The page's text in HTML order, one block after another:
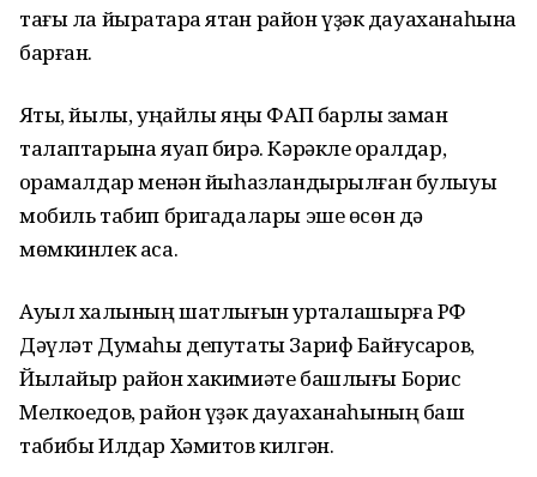
тағы ла йыраҡтараҡ ятҡан район үҙәк дауаханаһына
барған.
Яҡты, йылы, уңайлы яңы ФАП барлыҡ заман
талаптарына яуап бирә. Кәрәкле ҡоралдар,
ҡорамалдар менән йыһазландырылған булыуы
мобиль табип бригадалары эше өсөн дә
мөмкинлек аса.
Ауыл халҡының шатлығын уртаҡлашырға РФ
Дәүләт Думаһы депутаты Зариф Байғусҡаров,
Йылайыр район хакимиәте башлығы Борис
Мелкоедов, район үҙәк дауаханаһының баш
табибы Илдар Хәмитов килгән.